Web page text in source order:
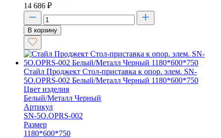
14 686 ₽
В корзину
Стайл Проджект Стол-приставка к опор. элем. SN-
5O.OPRS-002 Белый/Металл Черный 1180*600*750
Цвет изделия
Белый/Металл Черный
Артикул
SN-5O.OPRS-002
Размер
1180*600*750